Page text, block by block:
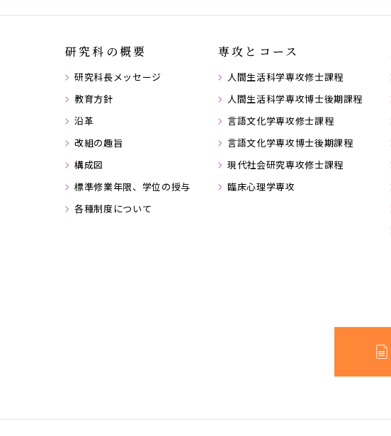
研究科の概要
研究科長メッセージ
教育方針
沿革
改組の趣旨
構成図
標準修業年限、学位の授与
各種制度について
専攻とコース
人間生活科学専攻修士課程
人間生活科学専攻博士後期課程
言語文化学専攻修士課程
言語文化学専攻博士後期課程
現代社会研究専攻修士課程
臨床心理学専攻